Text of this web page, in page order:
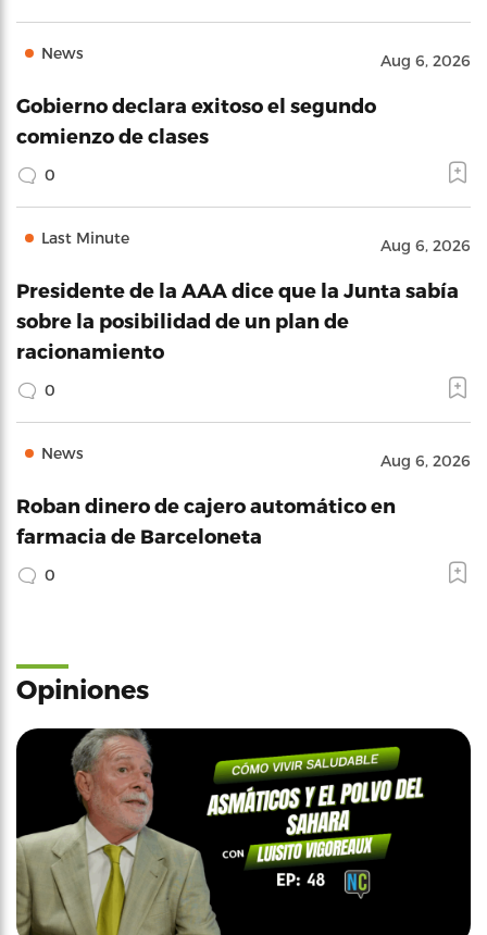
News Aug 6, 2026
Gobierno declara exitoso el segundo
comienzo de clases
0
Last Minute Aug 6, 2026
Presidente de la AAA dice que la Junta sabía
sobre la posibilidad de un plan de
racionamiento
0
News Aug 6, 2026
Roban dinero de cajero automático en
farmacia de Barceloneta
0
Opiniones